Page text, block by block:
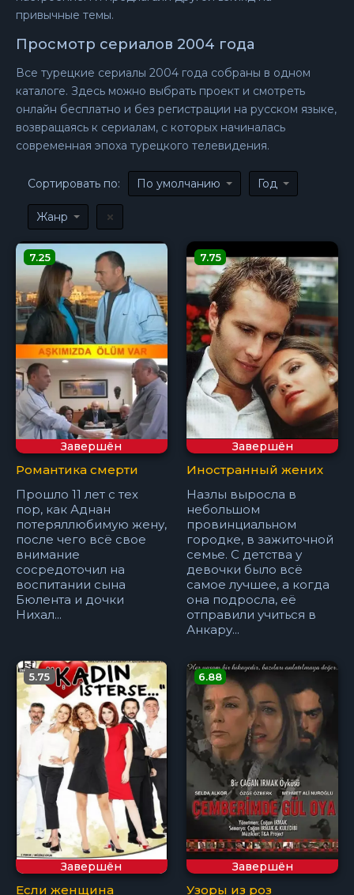
привычные темы.
Просмотр сериалов 2004 года
Все турецкие сериалы 2004 года собраны в одном
каталоге. Здесь можно выбрать проект и смотреть
онлайн бесплатно и без регистрации на русском языке,
возвращаясь к сериалам, с которых начиналась
современная эпоха турецкого телевидения.
Сортировать по: По умолчанию Год
Жанр
Завершён
7.25
Романтика смерти
Прошло 11 лет с тех
пор, как Аднан
потеряллюбимую жену,
после чего всё свое
внимание
сосредоточил на
воспитании сына
Бюлента и дочки
Нихал...
Завершён
7.75
Иностранный жених
Назлы выросла в
небольшом
провинциальном
городке, в зажиточной
семье. С детства у
девочки было всё
самое лучшее, а когда
она подросла, её
отправили учиться в
Анкару...
Завершён
5.75
Если женщина
Завершён
6.88
Узоры из роз